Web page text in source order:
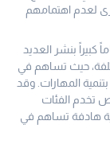
لعدم اهتمامهم
كبيراً بنشر العديد
حيث تساهم في
المهارات. وقد
تخدم الفئات
هادفة تساهم في